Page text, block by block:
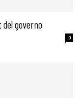
governo
0